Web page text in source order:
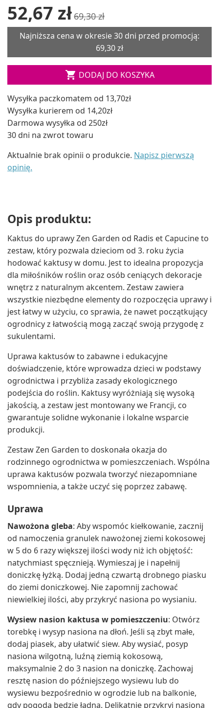
52,67 zł69,30 zł
Najniższa cena w okresie 30 dni przed promocją:
69,30 zł
 DODAJ DO KOSZYKA
Wysyłka paczkomatem od 13,70zł
Wysyłka kurierem od 14,20zł
Darmowa wysyłka od 250zł
30 dni na zwrot towaru
Aktualnie brak opinii o produkcie. Napisz pierwszą
opinię.
Opis produktu:
Kaktus do uprawy Zen Garden od Radis et Capucine to
zestaw, który pozwala dzieciom od 3. roku życia
hodować kaktusy w domu. Jest to idealna propozycja
dla miłośników roślin oraz osób ceniących dekoracje
wnętrz z naturalnym akcentem. Zestaw zawiera
wszystkie niezbędne elementy do rozpoczęcia uprawy i
jest łatwy w użyciu, co sprawia, że nawet początkujący
ogrodnicy z łatwością mogą zacząć swoją przygodę z
sukulentami.
Uprawa kaktusów to zabawne i edukacyjne
doświadczenie, które wprowadza dzieci w podstawy
ogrodnictwa i przybliża zasady ekologicznego
podejścia do roślin. Kaktusy wyróżniają się wysoką
jakością, a zestaw jest montowany we Francji, co
gwarantuje solidne wykonanie i lokalne wsparcie
produkcji.
Zestaw Zen Garden to doskonała okazja do
rodzinnego ogrodnictwa w pomieszczeniach. Wspólna
uprawa kaktusów pozwala tworzyć niezapomniane
wspomnienia, a także uczyć się poprzez zabawę.
Uprawa
Nawożona gleba: Aby wspomóc kiełkowanie, zacznij
od namoczenia granulek nawożonej ziemi kokosowej
w 5 do 6 razy większej ilości wody niż ich objętość:
natychmiast spęcznieją. Wymieszaj je i napełnij
doniczkę łyżką. Dodaj jedną czwartą drobnego piasku
do ziemi doniczkowej. Nie zapomnij zachować
niewielkiej ilości, aby przykryć nasiona po wysianiu.
Wysiew nasion kaktusa w pomieszczeniu: Otwórz
torebkę i wysyp nasiona na dłoń. Jeśli są zbyt małe,
dodaj piasek, aby ułatwić siew. Aby wysiać, posyp
nasiona wilgotną, luźną ziemią kokosową,
maksymalnie 2 do 3 nasion na doniczkę. Zachowaj
resztę nasion do późniejszego wysiewu lub do
wysiewu bezpośrednio w ogrodzie lub na balkonie,
gdy pogoda będzie ładna. Delikatnie przykryj nasiona